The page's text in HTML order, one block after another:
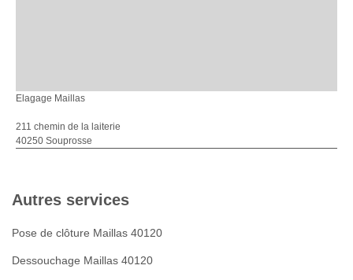
Elagage Maillas
211 chemin de la laiterie
40250 Souprosse
Autres services
Pose de clôture Maillas 40120
Dessouchage Maillas 40120